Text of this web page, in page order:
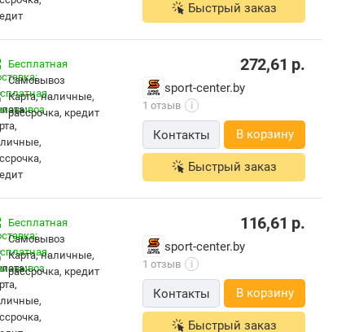
Быстрый заказ
Бесплатная
Самовывоз
карта, наличные,
рассрочка, кредит
272,61 р.
sport-center.by
1 отзыв i
Контакты В корзину
Быстрый заказ
Бесплатная
Самовывоз
карта, наличные,
рассрочка, кредит
116,61 р.
sport-center.by
1 отзыв i
Контакты В корзину
Быстрый заказ